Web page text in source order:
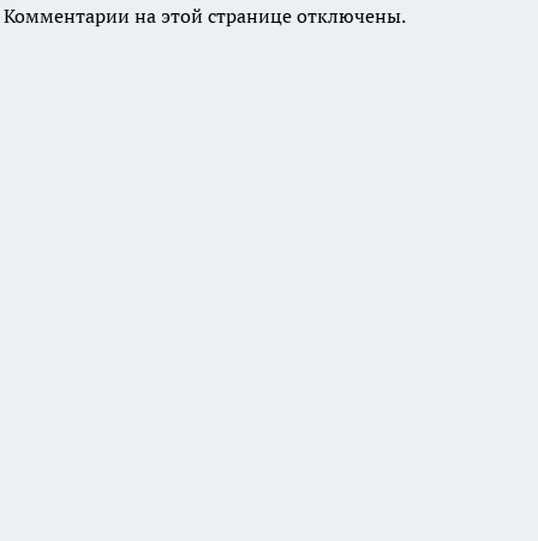
Комментарии на этой странице отключены.